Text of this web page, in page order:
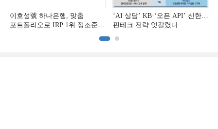
이호성號 하나은행, 맞춤
포트폴리오로 IRP 1위 정조준
‘AI 상담’ KB·‘오픈 API’ 신한…
핀테크 전략 엇갈렸다